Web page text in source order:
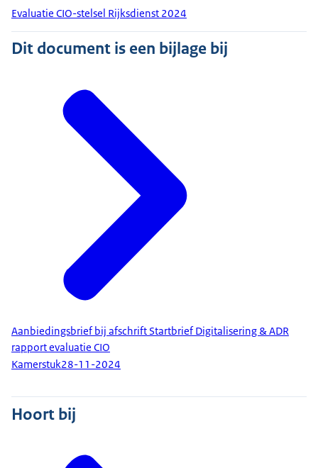
Evaluatie CIO-stelsel Rijksdienst 2024
Dit document is een bijlage bij
Aanbiedingsbrief bij afschrift Startbrief Digitalisering & ADR
rapport evaluatie CIO
Kamerstuk28-11-2024
Hoort bij